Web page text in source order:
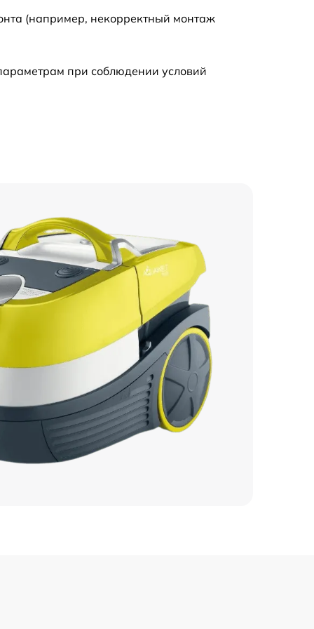
600 р
(например, некорректный монтаж
при соблюдении условий